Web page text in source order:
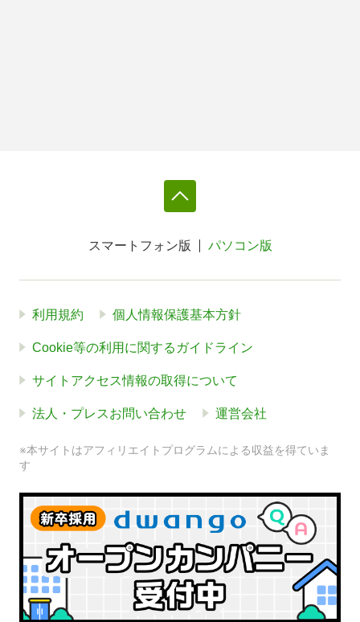
スマートフォン版 パソコン版
利用規約 個人情報保護基本方針
Cookie等の利用に関するガイドライン
サイトアクセス情報の取得について
法人・プレスお問い合わせ 運営会社
※本サイトはアフィリエイトプログラムによる収益を得ていま
す